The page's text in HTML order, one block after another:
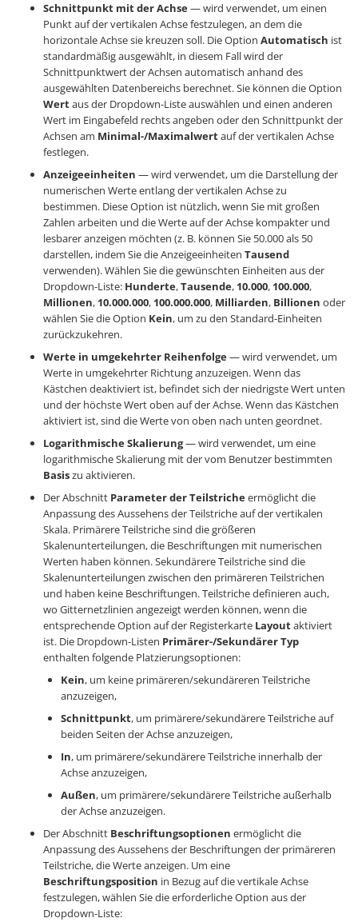
Schnittpunkt mit der Achse— wird verwendet, um einen
Punkt auf der vertikalen Achse festzulegen, an dem die
horizontale Achse sie kreuzen soll. Die Option Automatisch ist
standardmäßig ausgewählt, in diesem Fall wird der
Schnittpunktwert der Achsen automatisch anhand des
ausgewählten Datenbereichs berechnet. Sie können die Option
Wertaus der Dropdown-Liste auswählen und einen anderen
Wert im Eingabefeld rechts angeben oder den Schnittpunkt der
Achsen am Minimal-/Maximalwertauf der vertikalen Achse
festlegen.
Anzeigeeinheiten — wird verwendet, um die Darstellung der
numerischen Werte entlang der vertikalen Achse zu
bestimmen. Diese Option ist nützlich, wenn Sie mit großen
Zahlen arbeiten und die Werte auf der Achse kompakter und
lesbarer anzeigen möchten (z. B. können Sie 50.000 als 50
darstellen, indem Sie die Anzeigeeinheiten Tausend
verwenden). Wählen Sie die gewünschten Einheiten aus der
Dropdown-Liste: Hunderte,Tausende, 10.000, 100.000,
Millionen, 10.000.000, 100.000.000, Milliarden, Billionen oder
wählen Sie die Option Kein, um zu den Standard-Einheiten
zurückzukehren.
Werte in umgekehrter Reihenfolge— wird verwendet, um
Werte in umgekehrter Richtung anzuzeigen. Wenn das
Kästchen deaktiviert ist, befindet sich der niedrigste Wert unten
und der höchste Wert oben auf der Achse. Wenn das Kästchen
aktiviert ist, sind die Werte von oben nach unten geordnet.
Logarithmische Skalierung— wird verwendet, um eine
logarithmische Skalierung mit der vom Benutzer bestimmten
Basiszu aktivieren.
Der Abschnitt Parameter der Teilstricheermöglicht die
Anpassung des Aussehens der Teilstriche auf der vertikalen
Skala. Primärere Teilstriche sind die größeren
Skalenunterteilungen, die Beschriftungen mit numerischen
Werten haben können. Sekundärere Teilstriche sind die
Skalenunterteilungen zwischen den primäreren Teilstrichen
und haben keine Beschriftungen. Teilstriche definieren auch,
wo Gitternetzlinien angezeigt werden können, wenn die
entsprechende Option auf der Registerkarte Layoutaktiviert
ist. Die Dropdown-Listen Primärer-/Sekundärer Typ
enthalten folgende Platzierungsoptionen:
Kein, um keine primäreren/sekundäreren Teilstriche
anzuzeigen,
Schnittpunkt, um primärere/sekundärere Teilstriche auf
beiden Seiten der Achse anzuzeigen,
In, um primärere/sekundärere Teilstriche innerhalb der
Achse anzuzeigen,
Außen, um primärere/sekundärere Teilstriche außerhalb
der Achse anzuzeigen.
Der Abschnitt Beschriftungsoptionen ermöglicht die
Anpassung des Aussehens der Beschriftungen der primäreren
Teilstriche, die Werte anzeigen. Um eine
Beschriftungsposition in Bezug auf die vertikale Achse
festzulegen, wählen Sie die erforderliche Option aus der
Dropdown-Liste: